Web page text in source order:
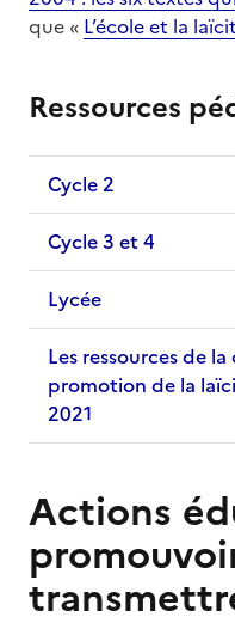
que « L’école et la
Titre
Ressources
Cycle 2
Cycle 3 et 4
Lycée
Les ressources de
promotion de la
2021
Actions